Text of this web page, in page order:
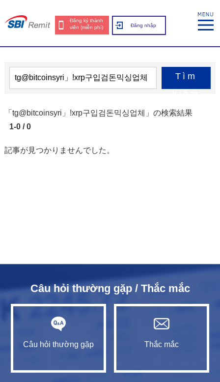
Đăng ký thành
viên (miễn phí)
Đăng nhập
Tìm
「tg@bitcoinsyri」ǃxrp구입검돈믹싱업체」の検索結果
1-0 / 0
記事が見つかりませんでした。
Câu hỏi thường gặp / Thắc mắc
Câu hỏi thường gặp Thắc mắc